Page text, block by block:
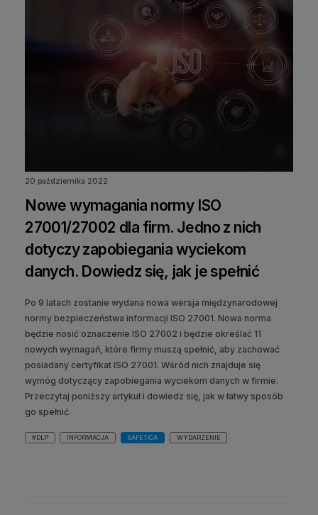
20 października 2022
Nowe wymagania normy ISO
27001/27002 dla firm. Jedno z nich
dotyczy zapobiegania wyciekom
danych. Dowiedz się, jak je spełnić
Po 9 latach zostanie wydana nowa wersja międzynarodowej
normy bezpieczeństwa informacji ISO 27001. Nowa norma
będzie nosić oznaczenie ISO 27002 i będzie określać 11
nowych wymagań, które firmy muszą spełnić, aby zachować
posiadany certyfikat ISO 27001. Wśród nich znajduje się
wymóg dotyczący zapobiegania wyciekom danych w firmie.
Przeczytaj poniższy artykuł i dowiedz się, jak w łatwy sposób
go spełnić.
#DLP INFORMACJA SAFETICA WYDARZENIE